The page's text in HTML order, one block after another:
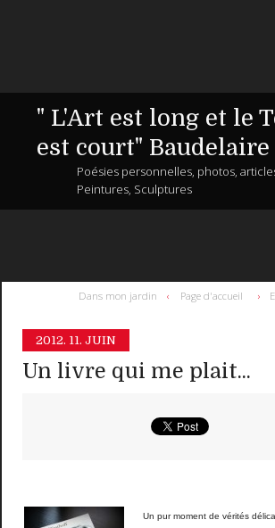
" L'Art est long et le
est court" Baudelaire
Poésies personnelles, photos,
Peintures, Sculptures
Dans mon jardin Page d'accueil
2012. 11. JUIN
Un livre qui me plait...
Un pur moment de vérités